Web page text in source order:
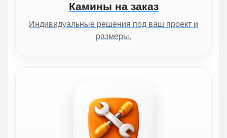
Камины на заказ
Индивидуальные решения под ваш проект и
размеры.